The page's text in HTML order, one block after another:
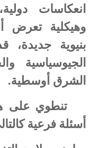
انعكاسات
وهيكلية تعرض
بنيوية
الجيوسياسية
الشرق أوسطية.
تنطوي على
أسئلة فرعية